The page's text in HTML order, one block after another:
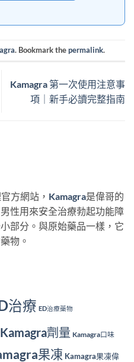
. Bookmark thepermalink.
Kamagra 第一次使用注意事
項｜新手必讀完整指南
方網站， Kamagra是偉哥的
性用來安全治療勃起功能障
部分。與原始藥品一樣，它
物。
治療 ED治療藥物
Kamagra劑量 Kamagra口味
果凍 Kamagra果凍偉